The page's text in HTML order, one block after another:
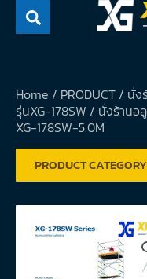
Skip
Home / PRODUCT / นั่ง
รุ่นXG-178SW / นั่งร้านอ
XG-178SW-5.0M
PRODUCT CATEGORY